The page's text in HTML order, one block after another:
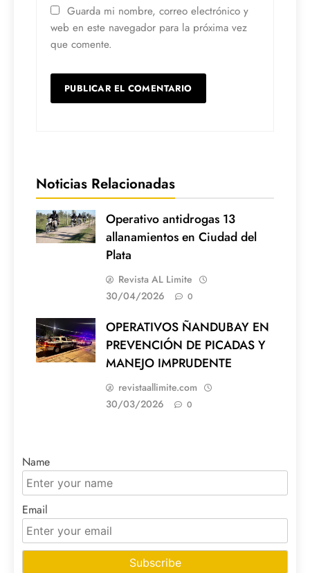
Guarda mi nombre, correo electrónico y
web en este navegador para la próxima vez
que comente.
Noticias Relacionadas
Operativo antidrogas 13
allanamientos en Ciudad del
Plata
Revista AL Limite
30/04/2026
0
OPERATIVOS ÑANDUBAY EN
PREVENCIÓN DE PICADAS Y
MANEJO IMPRUDENTE
revistaallimite.com
30/03/2026
0
Name
Email